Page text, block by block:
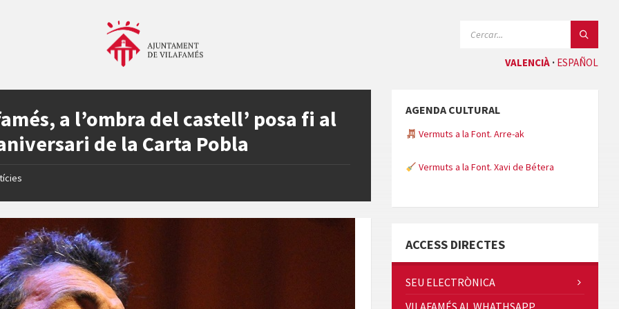
VALENCIÀ ESPAÑOL
a l’ombra del castell’ posa fi al
de la Carta Pobla
AGENDA CULTURAL
Vermuts a la Font. Arre-ak
Vermuts a la Font. Xavi de Bétera
ACCESS DIRECTES
SEU ELECTRÒNICA